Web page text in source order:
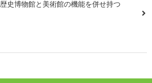
歴史博物館と美術館の機能を併せ持つ